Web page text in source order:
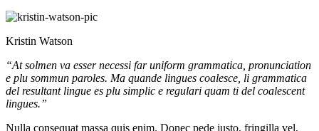
Kristin Watson
“At solmen va esser necessi far uniform grammatica, pronunciation
e plu sommun paroles. Ma quande lingues coalesce, li grammatica
del resultant lingue es plu simplic e regulari quam ti del coalescent
lingues.”
Nulla consequat massa quis enim. Donec pede justo, fringilla vel,